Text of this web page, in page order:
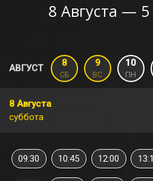
8 Августа —
АВГУСТ
8
СБ
9
ВС
10
ПН
8 Августа
суббота
09:30 10:45 12:00